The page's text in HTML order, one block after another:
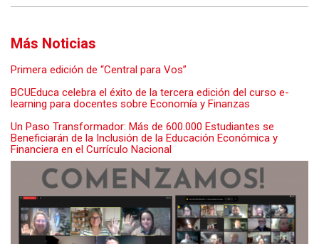
Más Noticias
Primera edición de “Central para Vos”
BCUEduca celebra el éxito de la tercera edición del curso e-
learning para docentes sobre Economía y Finanzas
Un Paso Transformador: Más de 600.000 Estudiantes se
Beneficiarán de la Inclusión de la Educación Económica y
Financiera en el Currículo Nacional